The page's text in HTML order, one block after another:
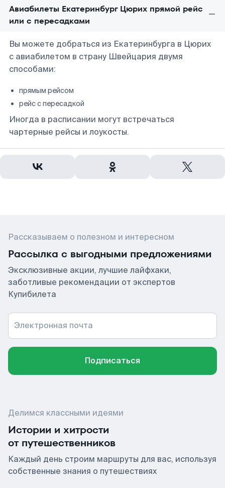
Авиабилеты Екатеринбург Цюрих прямой рейс
или с пересадками
Вы можете добраться из Екатеринбурга в Цюрих
с авиабилетом в страну Швейцария двумя
способами:
прямым рейсом
рейс с пересадкой
Иногда в расписании могут встречаться
чартерные рейсы и лоукосты.
Рассказываем о полезном и интересном
Рассылка с выгодными предложениями
Эксклюзивные акции, лучшие лайфхаки,
заботливые рекомендации от экспертов
Купибилета
Электронная почта
Подписаться
Делимся классными идеями
Истории и хитрости
от путешественников
Каждый день строим маршруты для вас, используя
собственные знания о путешествиях